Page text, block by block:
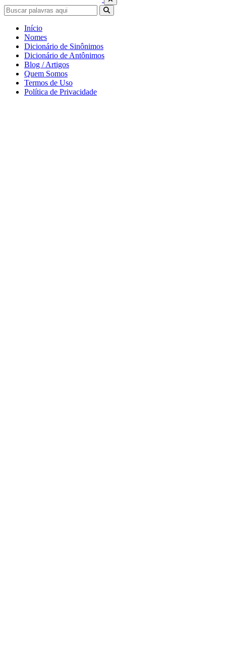
Início
Nomes
Dicionário de Sinônimos
Dicionário de Antônimos
Blog / Artigos
Quem Somos
Termos de Uso
Política de Privacidade